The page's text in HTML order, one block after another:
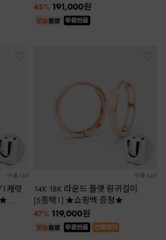
45% 191,000원
구매 149
캐럿
구매 945
14K 18K 라운드 플랫 링귀걸이
[5종택1] ★쇼핑백 증정★
47% 119,000원